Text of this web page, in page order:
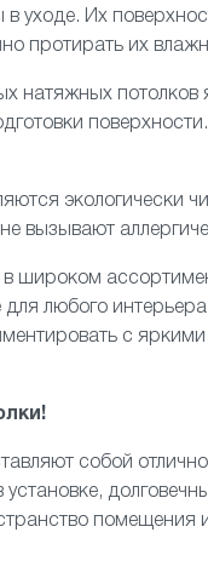
уходе. Их
протирать их
потолков
экологически
вызывают
широком
любого
с
собой